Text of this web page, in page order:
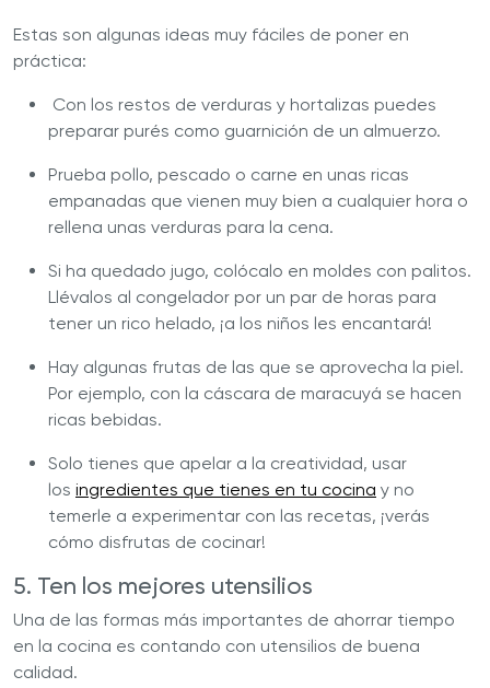
Estas son algunas ideas muy fáciles de poner en
práctica:
Con los restos de verduras y hortalizas puedes
preparar purés como guarnición de un almuerzo.
Prueba pollo, pescado o carne en unas ricas
empanadas que vienen muy bien a cualquier hora o
rellena unas verduras para la cena.
Si ha quedado jugo, colócalo en moldes con palitos.
Llévalos al congelador por un par de horas para
tener un rico helado, ¡a los niños les encantará!
Hay algunas frutas de las que se aprovecha la piel.
Por ejemplo, con la cáscara de maracuyá se hacen
ricas bebidas.
Solo tienes que apelar a la creatividad, usar
los ingredientes que tienes en tu cocina y no
temerle a experimentar con las recetas, ¡verás
cómo disfrutas de cocinar!
5. Ten los mejores utensilios
Una de las formas más importantes de ahorrar tiempo
en la cocina es contando con utensilios de buena
calidad.